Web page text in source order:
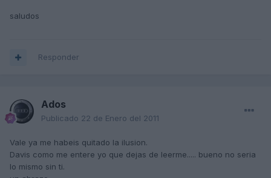
saludos
Responder
Ados
Publicado 22 de Enero del 2011
Vale ya me habeis quitado la ilusion.
Davis como me entere yo que dejas de leerme..... bueno no seria
lo mismo sin ti.